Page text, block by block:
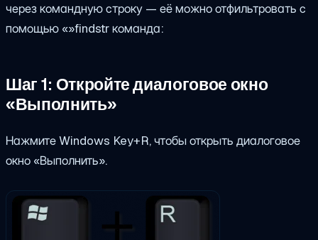
через командную строку — её можно отфильтровать с
помощью «»findstrкоманда:
Шаг 1: Откройте диалоговое окно
«Выполнить»
Нажмите Windows Key+R, чтобы открыть диалоговое
окно «Выполнить».